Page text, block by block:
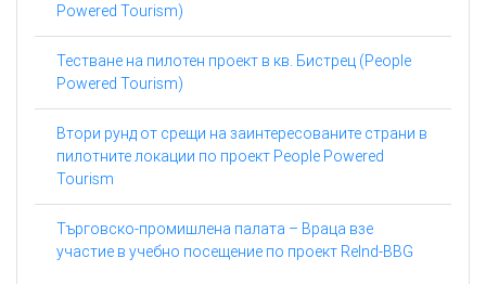
Powered Tourism)
Тестване на пилотен проект в кв. Бистрец (People
Powered Tourism)
Втори рунд от срещи на заинтересованите страни в
пилотните локации по проект People Powered
Tourism
Търговско-промишлена палата – Враца взе
участие в учебно посещение по проект ReInd-BBG